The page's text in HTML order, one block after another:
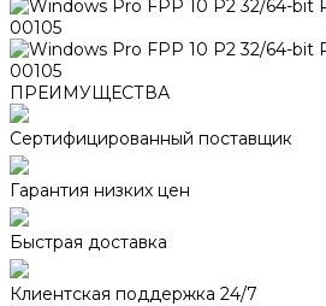
ПРЕИМУЩЕСТВА
Сертифицированный поставщик
Гарантия низких цен
Быстрая доставка
Клиентская поддержка 24/7